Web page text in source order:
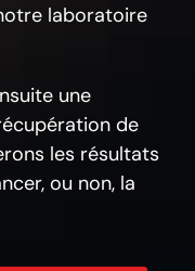
laboratoire
une
de
les résultats
ou non, la